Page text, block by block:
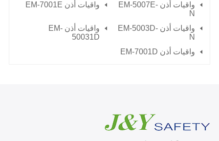
واقيات أذن EM-5007E-
N
واقيات أذن EM-7001E
واقيات أذن EM-5003D-
N
واقيات أذن EM-
50031D
واقيات أذن EM-7001D